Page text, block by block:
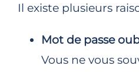
Il existe plusieurs
Mot de passe
Vous ne vous